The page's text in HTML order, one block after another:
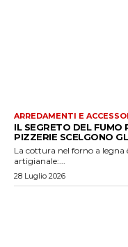
ARREDAMENTI E
IL SEGRETO DEL FUMO
PIZZERIE SCELGONO
La cottura nel forno a legna
artigianale:...
28 Luglio 2026